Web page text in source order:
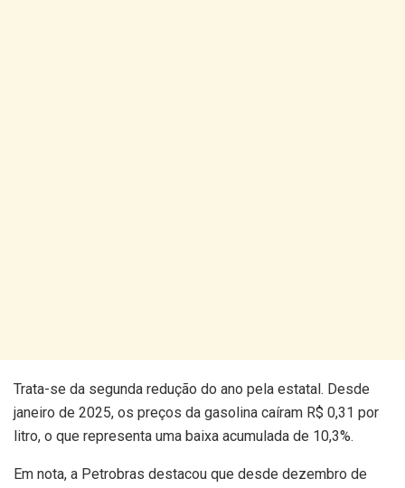
Trata-se da segunda redução do ano pela estatal. Desde
janeiro de 2025, os preços da gasolina caíram R$ 0,31 por
litro, o que representa uma baixa acumulada de 10,3%.
Em nota, a Petrobras destacou que desde dezembro de